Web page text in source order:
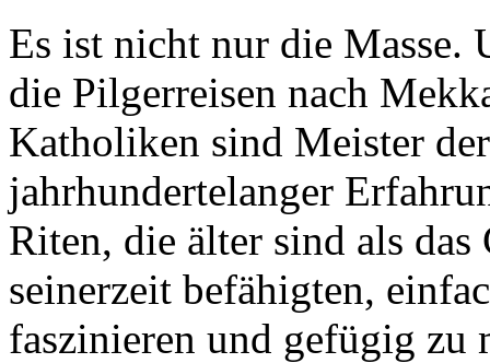
Es ist nicht nur die Masse.
die Pilgerreisen nach
Katholiken sind Meister
jahrhundertelanger
Riten, die älter sind als
seinerzeit befähigten,
faszinieren und gefügig zu